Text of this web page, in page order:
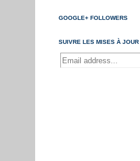
GOOGLE+ FOLLOWERS
SUIVRE LES MISES À JOUR